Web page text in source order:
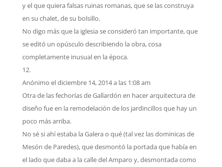
y el que quiera falsas ruinas romanas, que se las construya
en su chalet, de su bolsillo.
No digo más que la iglesia se consideró tan importante, que
se editó un opúsculo describiendo la obra, cosa
completamente inusual en la época.
Anónimo el diciembre 14, 2014 a las 1:08 am
Otra de las fechorías de Gallardón en hacer arquitectura de
diseño fue en la remodelación de los jardincillos que hay un
poco más arriba.
No sé si ahí estaba la Galera o qué (tal vez las dominicas de
Mesón de Paredes), que desmontó la portada que había en
el lado que daba a la calle del Amparo y, desmontada como